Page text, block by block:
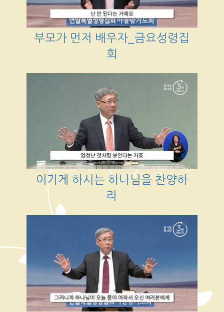
부모가 먼저 배우자_금요성령집
회
이기게 하시는 하나님을 찬양하
라